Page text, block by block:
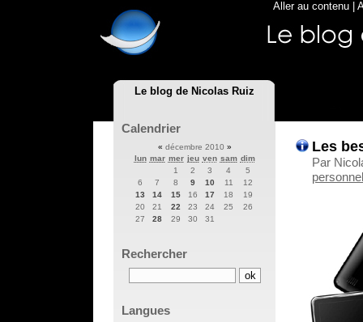
Le blog de Nicolas Ruiz
Aller au contenu
Les
Par
Calendrier
« décembre 2010 »
lun mar mer jeu ven sam dim
1
2 3 4
5
6
7 8 9 10 11
12
13
14 15 16 17 18
19
20
21 22 23 24 25
26
27
28 29 30 31
Rechercher
Langues